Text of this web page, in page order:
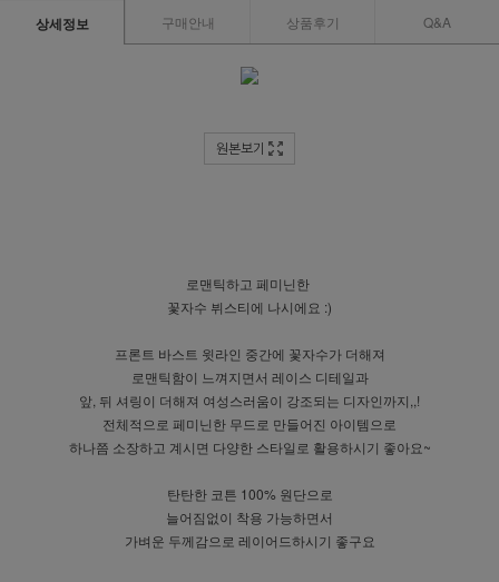
상세정보 구매안내 상품후기 Q&A
원본보기
로맨틱하고 페미닌한
꽃자수 뷔스티에 나시에요 :)
프론트 바스트 윗라인 중간에 꽃자수가 더해져
로맨틱함이 느껴지면서 레이스 디테일과
앞, 뒤 셔링이 더해져 여성스러움이 강조되는 디자인까지,,!
전체적으로 페미닌한 무드로 만들어진 아이템으로
하나쯤 소장하고 계시면 다양한 스타일로 활용하시기 좋아요~
탄탄한 코튼 100% 원단으로
늘어짐없이 착용 가능하면서
가벼운 두께감으로 레이어드하시기 좋구요